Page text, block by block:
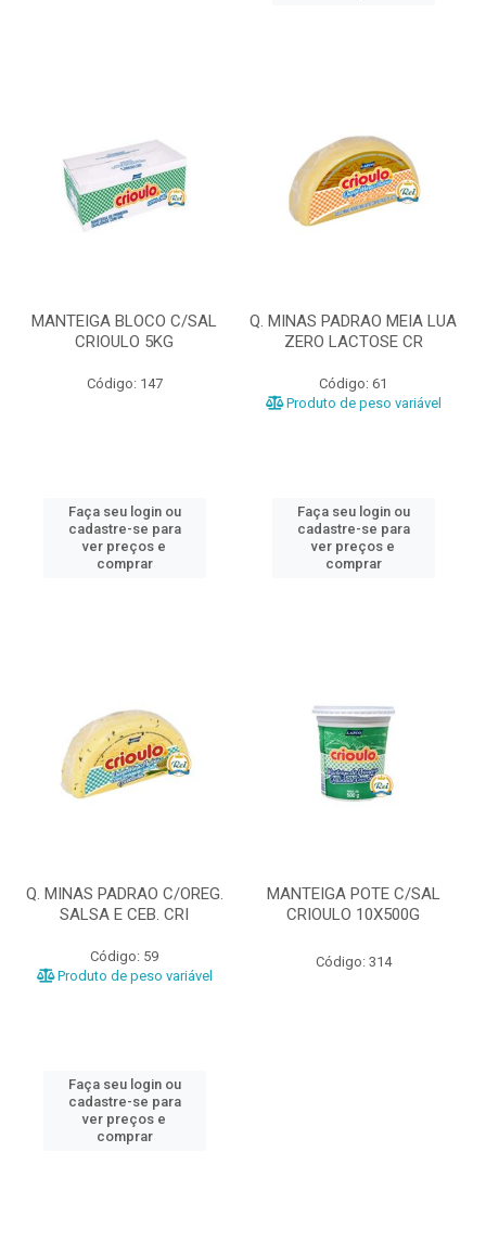
MANTEIGA BLOCO C/SAL
CRIOULO 5KG
Código: 147
Faça seu login ou
cadastre-se para
ver preços e
comprar
Q. MINAS PADRAO MEIA LUA
ZERO LACTOSE CR
Código: 61
Produto de peso variável
Faça seu login ou
cadastre-se para
ver preços e
comprar
Q. MINAS PADRAO C/OREG.
SALSA E CEB. CRI
Código: 59
Produto de peso variável
Faça seu login ou
cadastre-se para
ver preços e
comprar
MANTEIGA POTE C/SAL
CRIOULO 10X500G
Código: 314